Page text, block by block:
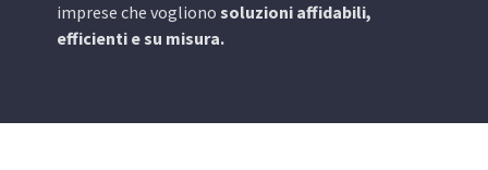
imprese che voglionosoluzioni affidabili,
efficienti e su misura.